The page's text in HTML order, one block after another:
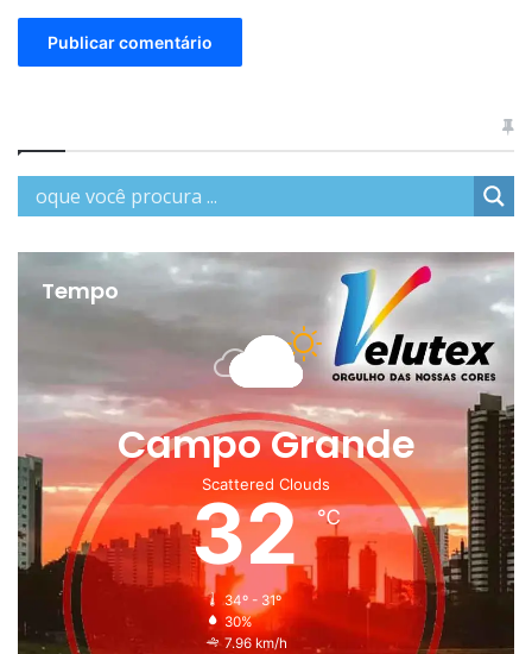
Tempo
Campo Grande
Scattered Clouds
32℃
34º - 31º
30%
7.96 km/h